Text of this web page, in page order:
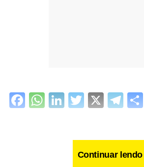
Facebook
WhatsApp
LinkedIn
Twitter
X
Continuar lendo